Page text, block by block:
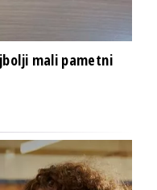
mali pametni